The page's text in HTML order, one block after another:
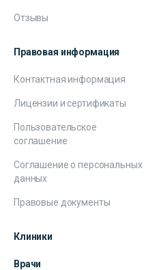
Отзывы
Правовая информация
Контактная информация
Лицензии и сертификаты
Пользовательское
соглашение
Соглашение о персональных
данных
Правовые документы
Клиники
Врачи